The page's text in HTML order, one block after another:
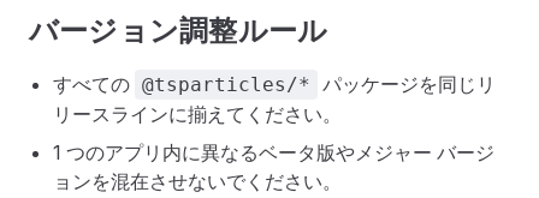
バージョン調整ルール
すべての @tsparticles/*
パッケージを同じリ
リースラインに揃えてください。
1 つのアプリ内に異なるベータ版やメジャー バージ
ョンを混在させないでください。